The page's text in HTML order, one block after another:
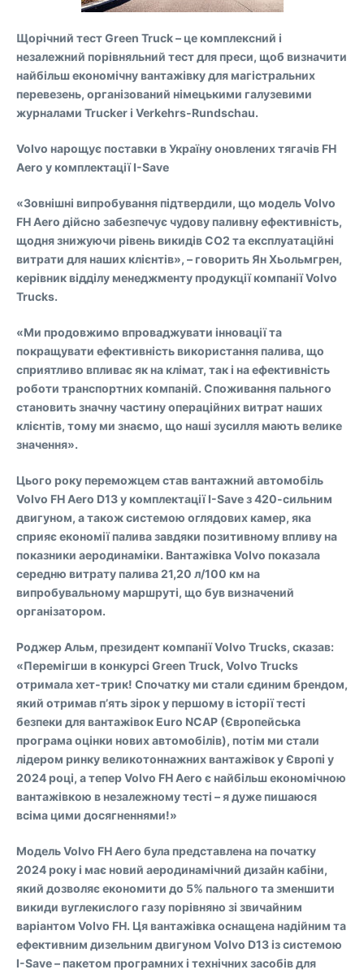
Щорічний тест Green Truck – це комплексний і
незалежний порівняльний тест для преси, щоб визначити
найбільш економічну вантажівку для магістральних
перевезень, організований німецькими галузевими
журналами Trucker і Verkehrs-Rundschau.
Volvo нарощує поставки в Україну оновлених тягачів FH
Aero у комплектації I-Save
«Зовнішні випробування підтвердили, що модель Volvo
FH Aero дійсно забезпечує чудову паливну ефективність,
щодня знижуючи рівень викидів CO2 та експлуатаційні
витрати для наших клієнтів», – говорить Ян Хьольмгрен,
керівник відділу менеджменту продукції компанії Volvo
Trucks.
«Ми продовжимо впроваджувати інновації та
покращувати ефективність використання палива, що
сприятливо впливає як на клімат, так і на ефективність
роботи транспортних компаній. Споживання пального
становить значну частину операційних витрат наших
клієнтів, тому ми знаємо, що наші зусилля мають велике
значення».
Цього року переможцем став вантажний автомобіль
Volvo FH Aero D13 у комплектації I-Save з 420-сильним
двигуном, а також системою оглядових камер, яка
сприяє економії палива завдяки позитивному впливу на
показники аеродинаміки. Вантажівка Volvo показала
середню витрату палива 21,20 л/100 км на
випробувальному маршруті, що був визначений
організатором.
Роджер Альм, президент компанії Volvo Trucks, сказав:
«Перемігши в конкурсі Green Truck, Volvo Trucks
отримала хет-трик! Спочатку ми стали єдиним брендом,
який отримав п’ять зірок у першому в історії тесті
безпеки для вантажівок Euro NCAP (Європейська
програма оцінки нових автомобілів), потім ми стали
лідером ринку великотоннажних вантажівок у Європі у
2024 році, а тепер Volvo FH Aero є найбільш економічною
вантажівкою в незалежному тесті – я дуже пишаюся
всіма цими досягненнями!»
Модель Volvo FH Aero була представлена на початку
2024 року і має новий аеродинамічний дизайн кабіни,
який дозволяє економити до 5% пального та зменшити
викиди вуглекислого газу порівняно зі звичайним
варіантом Volvo FH. Ця вантажівка оснащена надійним та
ефективним дизельним двигуном Volvo D13 із системою
I-Save – пакетом програмних і технічних засобів для